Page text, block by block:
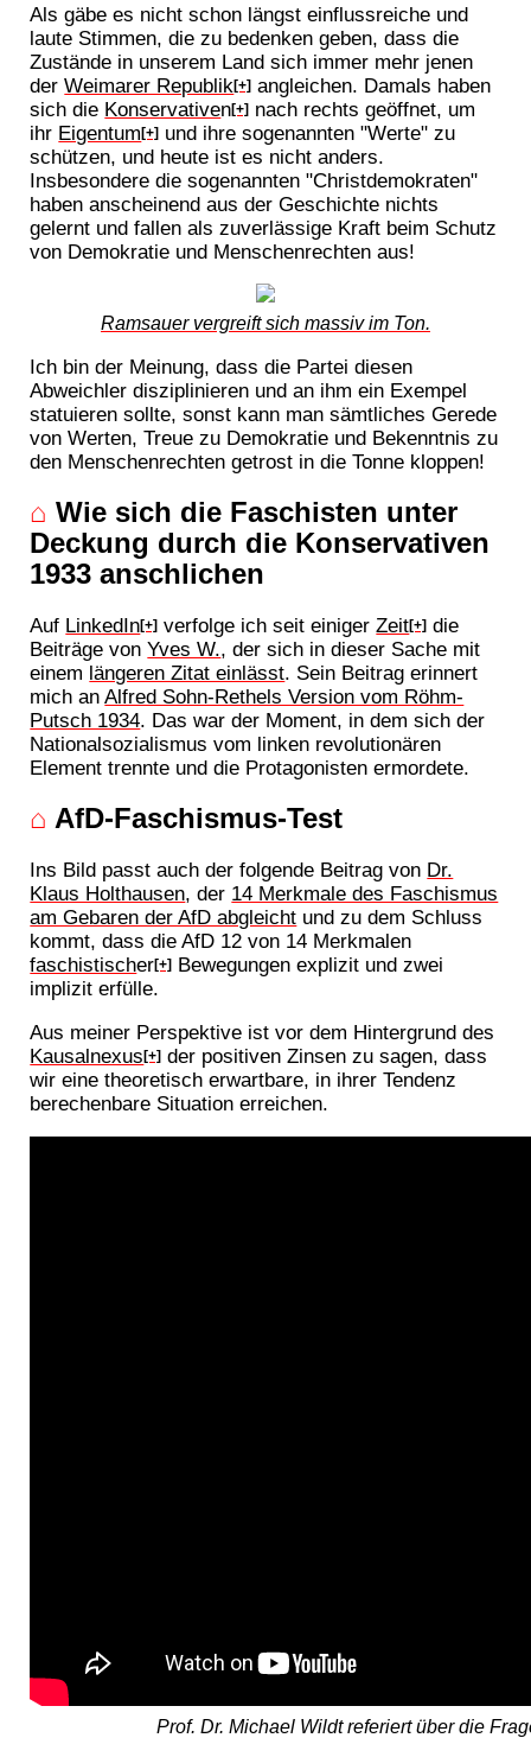
Als gäbe es nicht schon längst einflussreiche und
laute Stimmen, die zu bedenken geben, dass die
Zustände in unserem Land sich immer mehr jenen
derWeimarer Republik[+] angleichen. Damals haben
sich die Konservativen[+] nach rechts geöffnet, um
ihr Eigentum[+] und ihre sogenannten "Werte" zu
schützen, und heute ist es nicht anders.
Insbesondere die sogenannten "Christdemokraten"
haben anscheinend aus der Geschichte nichts
gelernt und fallen als zuverlässige Kraft beim Schutz
von Demokratie und Menschenrechten aus!
Ramsauer vergreift sich massiv im Ton.
Ich bin der Meinung, dass die Partei diesen
Abweichler disziplinieren und an ihm ein Exempel
statuieren sollte, sonst kann man sämtliches Gerede
von Werten, Treue zu Demokratie und Bekenntnis zu
den Menschenrechten getrost in die Tonne kloppen!
⌂ Wie sich die Faschisten unter
Deckung durch die Konservativen
1933 anschlichen
Auf LinkedIn[+] verfolge ich seit einigerZeit[+] die
Beiträge vonYves W., der sich in dieser Sache mit
einem längeren Zitat einlässt. Sein Beitrag erinnert
mich anAlfred Sohn-Rethels Version vom Röhm-
Putsch 1934. Das war der Moment, in dem sich der
Nationalsozialismus vom linken revolutionären
Element trennte und die Protagonisten ermordete.
⌂ AfD-Faschismus-Test
Ins Bild passt auch der folgende Beitrag von Dr.
Klaus Holthausen, der 14 Merkmale des Faschismus
am Gebaren der AfD abgleicht und zu dem Schluss
kommt, dass die AfD 12 von 14 Merkmalen
faschistischer[+] Bewegungen explizit und zwei
implizit erfülle.
Aus meiner Perspektive ist vor dem Hintergrund des
Kausalnexus[+] der positiven Zinsen zu sagen, dass
wir eine theoretisch erwartbare, in ihrer Tendenz
berechenbare Situation erreichen.
Prof. Dr. Michael Wildt referiert über die